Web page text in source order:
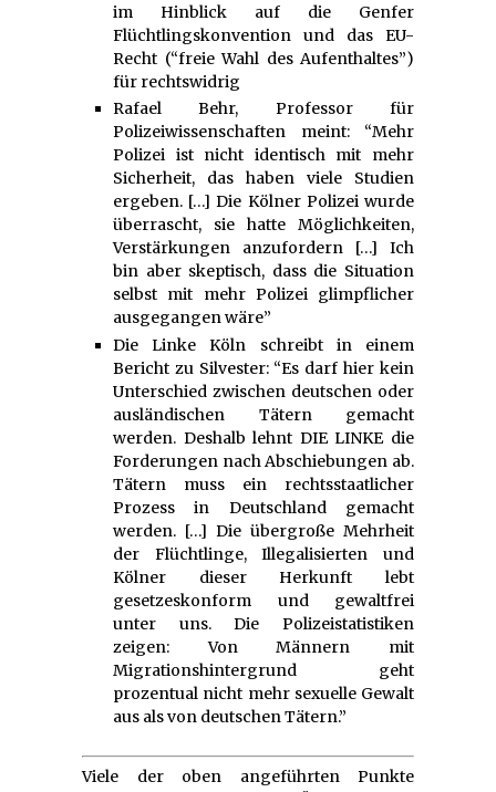
im Hinblick auf die Genfer
Flüchtlingskonvention und das EU-
Recht (“freie Wahl des Aufenthaltes”)
für rechtswidrig
Rafael Behr, Professor für
Polizeiwissenschaften meint: “Mehr
Polizei ist nicht identisch mit mehr
Sicherheit, das haben viele Studien
ergeben. […] Die Kölner Polizei wurde
überrascht, sie hatte Möglichkeiten,
Verstärkungen anzufordern […] Ich
bin aber skeptisch, dass die Situation
selbst mit mehr Polizei glimpflicher
ausgegangen wäre”
Die Linke Köln schreibt in einem
Bericht zu Silvester: “Es darf hier kein
Unterschied zwischen deutschen oder
ausländischen Tätern gemacht
werden. Deshalb lehnt DIE LINKE die
Forderungen nach Abschiebungen ab.
Tätern muss ein rechtsstaatlicher
Prozess in Deutschland gemacht
werden. […] Die übergroße Mehrheit
der Flüchtlinge, Illegalisierten und
Kölner dieser Herkunft lebt
gesetzeskonform und gewaltfrei
unter uns. Die Polizeistatistiken
zeigen: Von Männern mit
Migrationshintergrund geht
prozentual nicht mehr sexuelle Gewalt
aus als von deutschen Tätern.”
Viele der oben angeführten Punkte